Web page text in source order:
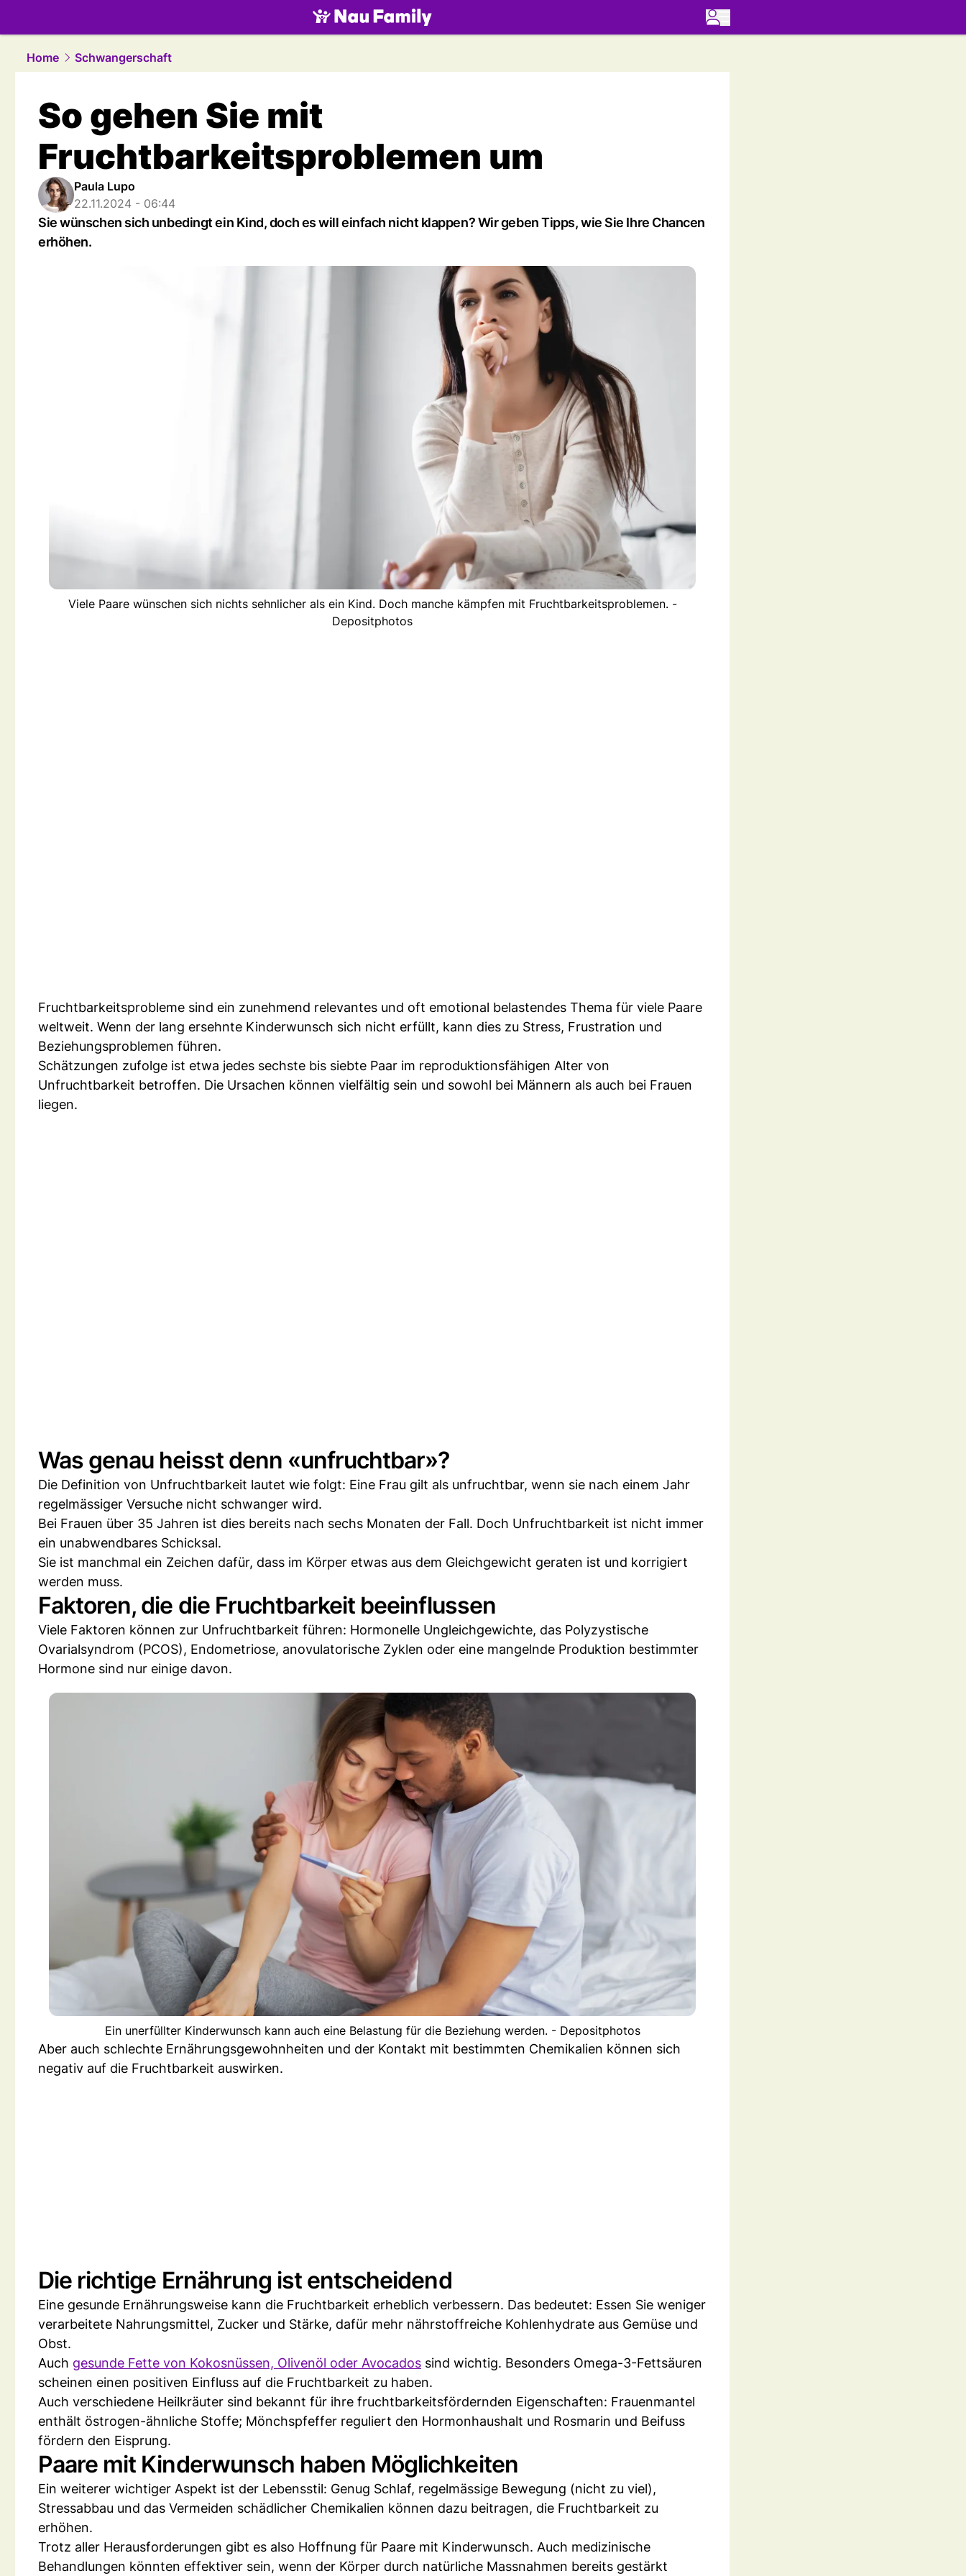
family.NAU.ch
Home
Schwangerschaft
So gehen Sie mit
Fruchtbarkeitsproblemen um
Paula Lupo
22.11.2024 - 06:44
Sie wünschen sich unbedingt ein Kind, doch es will einfach nicht klappen? Wir geben Tipps, wie Sie Ihre Chancen
erhöhen.
Viele Paare wünschen sich nichts sehnlicher als ein Kind. Doch manche kämpfen mit Fruchtbarkeitsproblemen. -
Depositphotos
Fruchtbarkeitsprobleme sind ein zunehmend relevantes und oft emotional belastendes Thema für viele Paare
weltweit. Wenn der lang ersehnte Kinderwunsch sich nicht erfüllt, kann dies zu Stress, Frustration und
Beziehungsproblemen führen.
Schätzungen zufolge ist etwa jedes sechste bis siebte Paar im reproduktionsfähigen Alter von
Unfruchtbarkeit betroffen. Die Ursachen können vielfältig sein und sowohl bei Männern als auch bei Frauen
liegen.
Was genau heisst denn «unfruchtbar»?
Die Definition von Unfruchtbarkeit lautet wie folgt: Eine Frau gilt als unfruchtbar, wenn sie nach einem Jahr
regelmässiger Versuche nicht schwanger wird.
Bei Frauen über 35 Jahren ist dies bereits nach sechs Monaten der Fall. Doch Unfruchtbarkeit ist nicht immer
ein unabwendbares Schicksal.
Sie ist manchmal ein Zeichen dafür, dass im Körper etwas aus dem Gleichgewicht geraten ist und korrigiert
werden muss.
Faktoren, die die Fruchtbarkeit beeinflussen
Viele Faktoren können zur Unfruchtbarkeit führen: Hormonelle Ungleichgewichte, das Polyzystische
Ovarialsyndrom (PCOS), Endometriose, anovulatorische Zyklen oder eine mangelnde Produktion bestimmter
Hormone sind nur einige davon.
Ein unerfüllter Kinderwunsch kann auch eine Belastung für die Beziehung werden. - Depositphotos
Aber auch schlechte Ernährungsgewohnheiten und der Kontakt mit bestimmten Chemikalien können sich
negativ auf die Fruchtbarkeit auswirken.
Die richtige Ernährung ist entscheidend
Eine gesunde Ernährungsweise kann die Fruchtbarkeit erheblich verbessern. Das bedeutet: Essen Sie weniger
verarbeitete Nahrungsmittel, Zucker und Stärke, dafür mehr nährstoffreiche Kohlenhydrate aus Gemüse und
Obst.
Auch gesunde Fette von Kokosnüssen, Olivenöl oder Avocados sind wichtig. Besonders Omega-3-Fettsäuren
scheinen einen positiven Einfluss auf die Fruchtbarkeit zu haben.
Auch verschiedene Heilkräuter sind bekannt für ihre fruchtbarkeitsfördernden Eigenschaften: Frauenmantel
enthält östrogen-ähnliche Stoffe; Mönchspfeffer reguliert den Hormonhaushalt und Rosmarin und Beifuss
fördern den Eisprung.
Paare mit Kinderwunsch haben Möglichkeiten
Ein weiterer wichtiger Aspekt ist der Lebensstil: Genug Schlaf, regelmässige Bewegung (nicht zu viel),
Stressabbau und das Vermeiden schädlicher Chemikalien können dazu beitragen, die Fruchtbarkeit zu
erhöhen.
Trotz aller Herausforderungen gibt es also Hoffnung für Paare mit Kinderwunsch. Auch medizinische
Behandlungen könnten effektiver sein, wenn der Körper durch natürliche Massnahmen bereits gestärkt